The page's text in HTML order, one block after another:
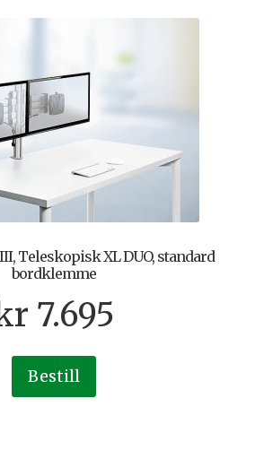
Teleskopisk XL DUO, standard
bordklemme
7.695
Bestill